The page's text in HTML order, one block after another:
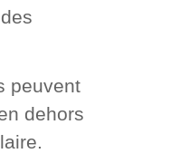
peuvent
dehors